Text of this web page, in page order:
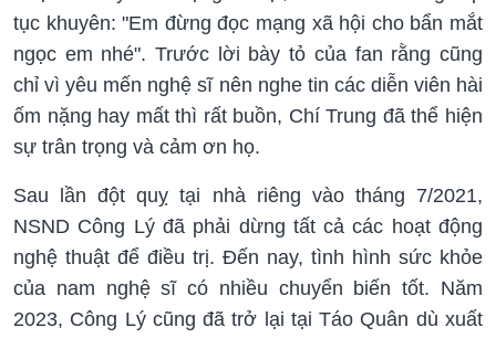
tục khuyên: "Em đừng đọc mạng xã hội cho bẩn mắt
ngọc em nhé". Trước lời bày tỏ của fan rằng cũng
chỉ vì yêu mến nghệ sĩ nên nghe tin các diễn viên hài
ốm nặng hay mất thì rất buồn, Chí Trung đã thể hiện
sự trân trọng và cảm ơn họ.
Sau lần đột quỵ tại nhà riêng vào tháng 7/2021,
NSND Công Lý đã phải dừng tất cả các hoạt động
nghệ thuật để điều trị. Đến nay, tình hình sức khỏe
của nam nghệ sĩ có nhiều chuyển biến tốt. Năm
2023, Công Lý cũng đã trở lại tại Táo Quân dù xuất